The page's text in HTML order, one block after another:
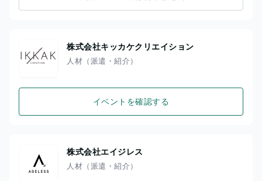
株式会社キッカケクリエイション
人材（派遣・紹介）
イベントを確認する
株式会社エイジレス
人材（派遣・紹介）